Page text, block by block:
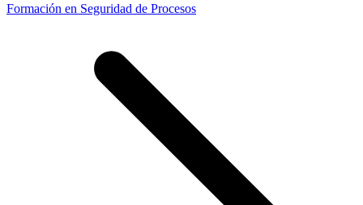
Formación en Seguridad de Procesos